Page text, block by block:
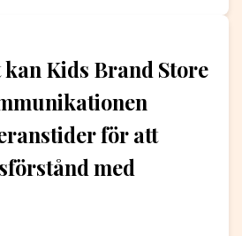
kan Kids Brand Store
för att
med